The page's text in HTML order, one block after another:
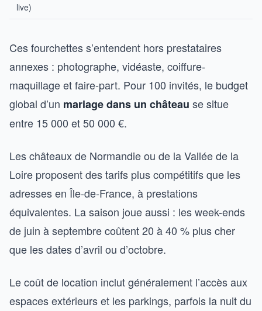
live)
Ces fourchettes s’entendent hors prestataires
annexes : photographe, vidéaste, coiffure-
maquillage et faire-part. Pour 100 invités, le budget
global d’un mariage dans un château se situe
entre 15 000 et 50 000 €.
Les châteaux de Normandie ou de la Vallée de la
Loire proposent des tarifs plus compétitifs que les
adresses en Île-de-France, à prestations
équivalentes. La saison joue aussi : les week-ends
de juin à septembre coûtent 20 à 40 % plus cher
que les dates d’avril ou d’octobre.
Le coût de location inclut généralement l’accès aux
espaces extérieurs et les parkings, parfois la nuit du